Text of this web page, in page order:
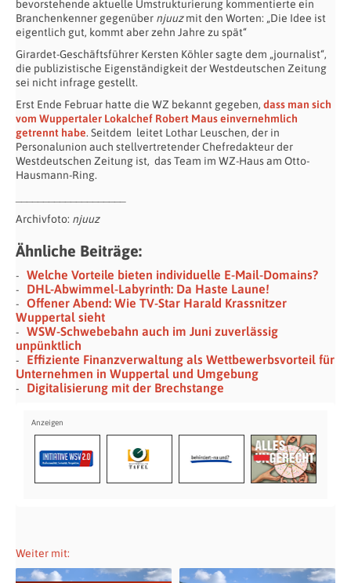
bevorstehende aktuelle Umstrukturierung kommentierte ein
Branchenkenner gegenüber njuuzmit den Worten: „Die Idee ist
eigentlich gut, kommt aber zehn Jahre zu spät“
Girardet-Geschäftsführer Kersten Köhler sagte dem „journalist“,
die publizistische Eigenständigkeit der Westdeutschen Zeitung
sei nicht infrage gestellt.
Erst Ende Februar hatte die WZ bekannt gegeben, dass man sich
vom Wuppertaler Lokalchef Robert Maus einvernehmlich
getrennt habe. Seitdem leitet Lothar Leuschen, der in
Personalunion auch stellvertretender Chefredakteur der
Westdeutschen Zeitung ist, das Team im WZ-Haus am Otto-
Hausmann-Ring.
Archivfoto: njuuz
Ähnliche Beiträge:
Welche Vorteile bieten individuelle E-Mail-Domains?
DHL-Abwimmel-Labyrinth: Da Haste Laune!
Offener Abend: Wie TV-Star Harald Krassnitzer
Wuppertal sieht
WSW-Schwebebahn auch im Juni zuverlässig
unpünktlich
Effiziente Finanzverwaltung als Wettbewerbsvorteil für
Unternehmen in Wuppertal und Umgebung
Digitalisierung mit der Brechstange
Weiter mit: